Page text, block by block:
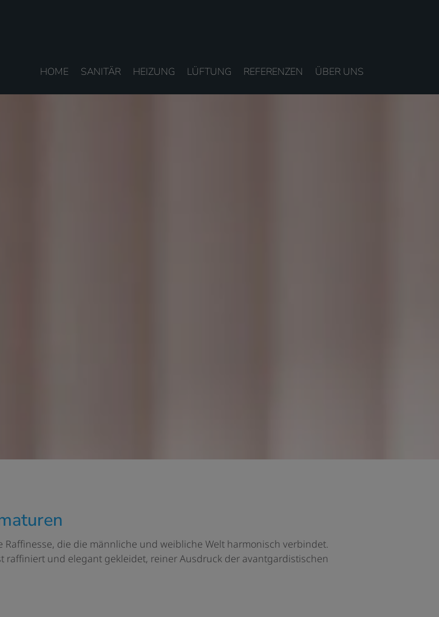
HOME SANITÄR HEIZUNG LÜFTUNG REFERENZEN ÜBER UNS
die die männliche und weibliche Welt harmonisch verbindet.
und elegant gekleidet, reiner Ausdruck der avantgardistischen